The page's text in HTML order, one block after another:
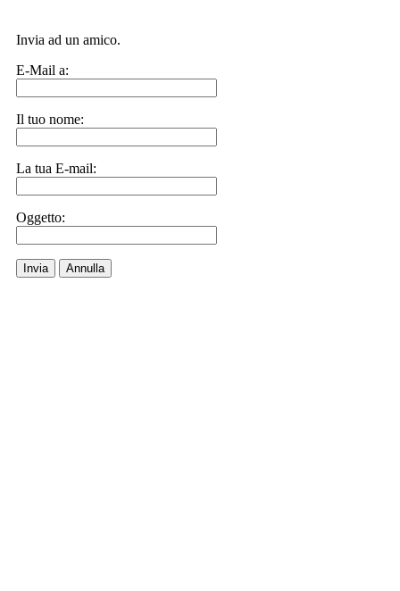
Invia ad un amico.
E-Mail a:
Il tuo nome:
La tua E-mail:
Oggetto:
Invia Annulla